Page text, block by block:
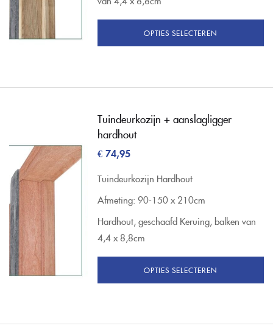
OPTIES SELECTEREN
Tuindeurkozijn + aanslagligger
hardhout
€74,95
Tuindeurkozijn Hardhout
Afmeting: 90-150 x 210cm
Hardhout, geschaafd Keruing, balken van
4,4 x 8,8cm
OPTIES SELECTEREN